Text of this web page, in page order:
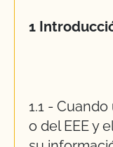
1
1.1 -
o del EEE y